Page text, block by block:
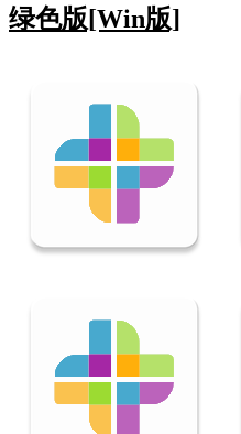
绿色版[Win版]